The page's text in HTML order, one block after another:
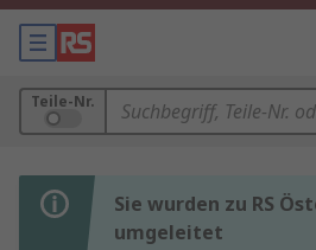
Teile-Nr.
Sie wurden zu RS
umgeleitet